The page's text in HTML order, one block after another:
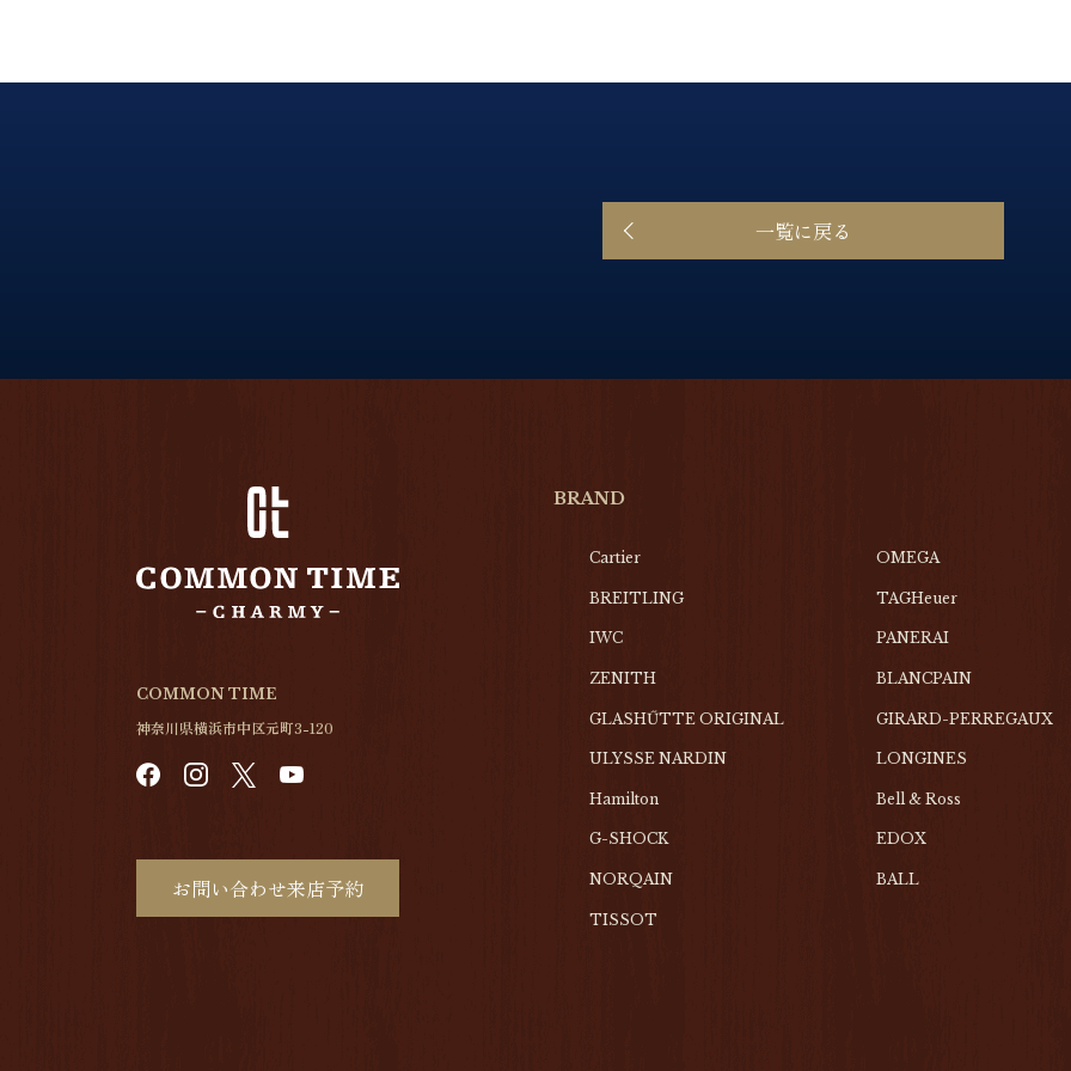
一覧に戻る
BRAND
Cartier OMEGA
BREITLING TAGHeuer
IWC PANERAI
ZENITH BLANCPAIN
GLASHŰTTE ORIGINAL GIRARD-PERREGAUX
ULYSSE NARDIN LONGINES
Hamilton Bell & Ross
G-SHOCK EDOX
NORQAIN BALL
TISSOT
COMMON TIME
神奈川県横浜市中区元町3-120
お問い合わせ来店予約